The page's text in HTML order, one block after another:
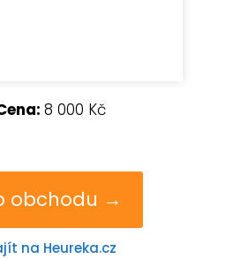
8 000 Kč
obchodu →
na Heureka.cz